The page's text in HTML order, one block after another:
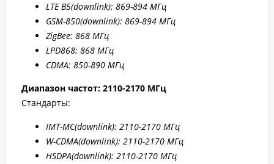
LTE B5(downlink): 869-894 МГц
GSM-850(downlink): 869-894 МГц
ZigBee: 868 МГц
LPD868: 868 МГц
CDMA: 850-890 МГц
Диапазон частот: 2110-2170 МГц
Стандарты:
IMT-MC(downlink): 2110-2170 МГц
W-CDMA(downlink): 2110-2170 МГц
HSDPA(downlink): 2110-2170 МГц